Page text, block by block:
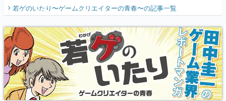
開く。業界の快男児・松山 洋に流れる血は
『少年ジャンプ』色だった【若ゲのいた
り】
若ゲのいたり〜ゲームクリエイターの青春〜の記事一覧